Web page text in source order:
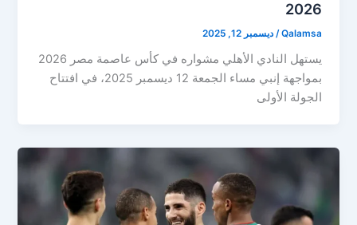
2026
Qalamsa
/ديسمبر 12, 2025
يستهل النادي الأهلي مشواره في كأس عاصمة مصر 2026
بمواجهة إنبي مساء الجمعة 12 ديسمبر 2025، في افتتاح
الجولة الأولى